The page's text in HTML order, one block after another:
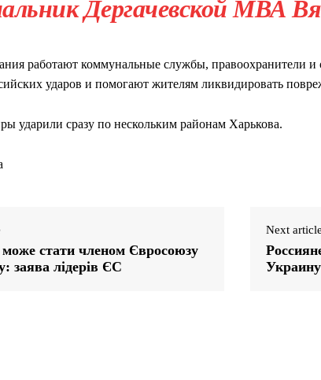
Дергачевской МВА
работают коммунальные службы, правоохранители
ударов и помогают жителям ликвидировать
ударили сразу по нескольким районам Харькова.
може стати членом Євросоюзу
заява лідерів ЄС
Next article